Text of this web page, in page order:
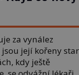
za vynález
její kořeny
kdy ještě